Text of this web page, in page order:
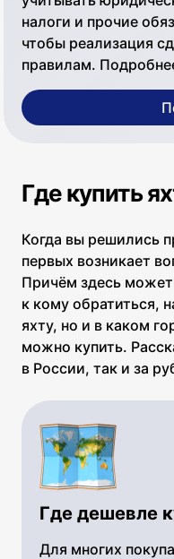
налоги и прочие
чтобы реализация
правилам.
Где купить
Когда вы решились
первых возникает
Причём здесь
к кому обратиться,
яхту, но и в каком
можно купить.
в России, так и за
Где дешевле
Для многих